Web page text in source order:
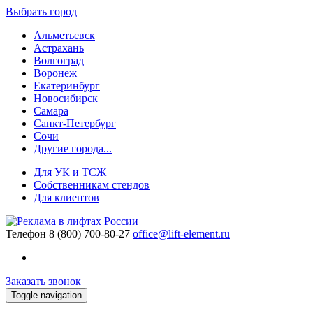
Выбрать город
Альметьевск
Астрахань
Волгоград
Воронеж
Екатеринбург
Новосибирск
Самара
Санкт-Петербург
Сочи
Другие города...
Для УК и ТСЖ
Собственникам стендов
Для клиентов
Телефон 8 (800) 700-80-27 office@lift-element.ru
Заказать звонок
Toggle navigation